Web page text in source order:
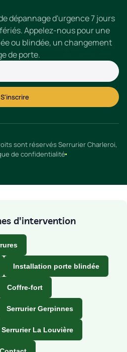
dépannage d'urgence 7 jours
Appelez-nous pour une
ou blindée, un changement
de porte.
S'inscrire
sont réservés Serrurier Charleroi,
de confidentialité
d'intervention
Installation porte blindée
Coffre-fort
Serrurier Gerpinnes
Serrurier La Louvière